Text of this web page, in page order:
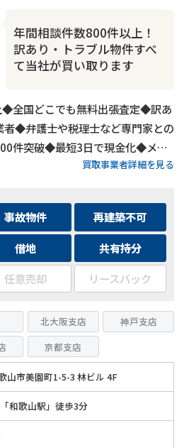
年間相談件数800件以上！
訳あり・トラブル物件すべ
て当社が買い取ります
全国どこでも無料出張査定◆訳あ
者◆弁護士や税理士など専門家との
件突破◆最短3日で現金化◆メー
買取事業者詳細を見る
事故物件
再建築不可
借地
共有持分
任意売却 リースバック
北大阪支店
神戸支店
京都支店
山市美園町1-5-3 林ビル 4F
和歌山駅」徒歩3分